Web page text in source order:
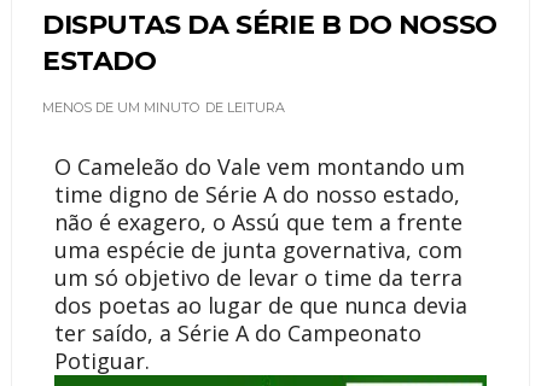
DISPUTAS DA SÉRIE B DO NOSSO
ESTADO
MENOS DE UM MINUTO DE LEITURA
O Cameleão do Vale vem montando um
time digno de Série A do nosso estado,
não é exagero, o Assú que tem a frente
uma espécie de junta governativa, com
um só objetivo de levar o time da terra
dos poetas ao lugar de que nunca devia
ter saído, a Série A do Campeonato
Potiguar.